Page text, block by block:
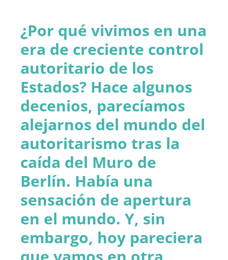
¿Por qué vivimos en una
era de creciente control
autoritario de los
Estados? Hace algunos
decenios, parecíamos
alejarnos del mundo del
autoritarismo tras la
caída del Muro de
Berlín. Había una
sensación de apertura
en el mundo. Y, sin
embargo, hoy pareciera